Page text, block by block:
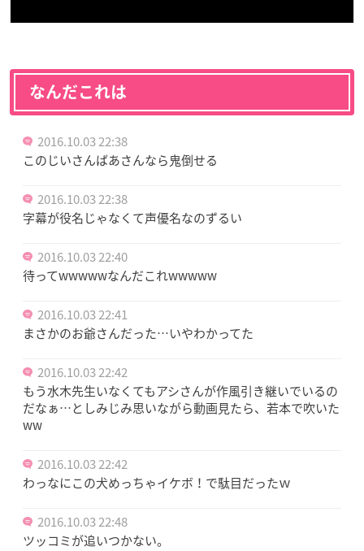
なんだこれは
2016.10.03 22:38
このじいさんばあさんなら鬼倒せる
2016.10.03 22:38
字幕が役名じゃなくて声優名なのずるい
2016.10.03 22:40
待ってwwwwwなんだこれwwwww
2016.10.03 22:41
まさかのお爺さんだった…いやわかってた
2016.10.03 22:42
もう水木先生いなくてもアシさんが作風引き継いでいるの
だなぁ…としみじみ思いながら動画見たら、若本で吹いた
ww
2016.10.03 22:42
わっなにこの犬めっちゃイケボ！で駄目だったｗ
2016.10.03 22:48
ツッコミが追いつかない。